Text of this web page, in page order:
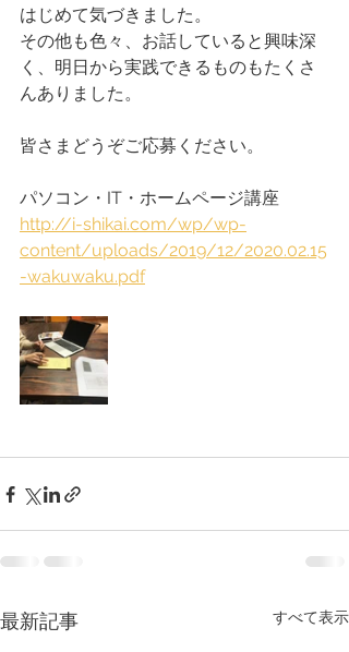
はじめて気づきました。
その他も色々、お話していると興味深
く、明日から実践できるものもたくさ
んありました。
皆さまどうぞご応募ください。
パソコン・IT・ホームページ講座
http://i-shikai.com/wp/wp-
content/uploads/2019/12/2020.02.15
-wakuwaku.pdf
最新記事 すべて表示